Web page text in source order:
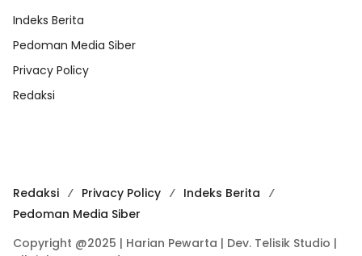
Indeks Berita
Pedoman Media Siber
Privacy Policy
Redaksi
Redaksi Privacy Policy
Indeks Berita
Pedoman Media Siber
Copyright @2025 | Harian Pewarta | Dev. Telisik Studio |